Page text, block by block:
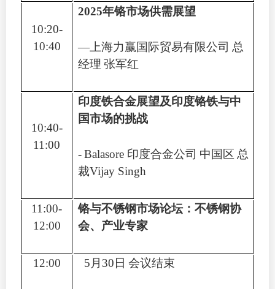
10:20-
10:40
2025年铬市场供需展望
—上海力赢国际贸易有限公司 总
经理 张军红
10:40-
11:00
印度铁合金展望及印度铬铁与中
国市场的挑战
-Balasore 印度合金公司 中国区 总
裁Vijay Singh
11:00-
12:00
铬与不锈钢市场论坛：不锈钢协
会、产业专家
12:00 5 月 30 日 会议结束